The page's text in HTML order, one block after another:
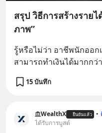
สรุป วิธีการสร้างราย
ภาพ”
รู้หรือไม่ว่า อาชีพนักออ
สามารถทำเงินได้มากกว่
15 บันทึก
WealthX ยืนยันแล้ว •
ได้รับการบูสต์